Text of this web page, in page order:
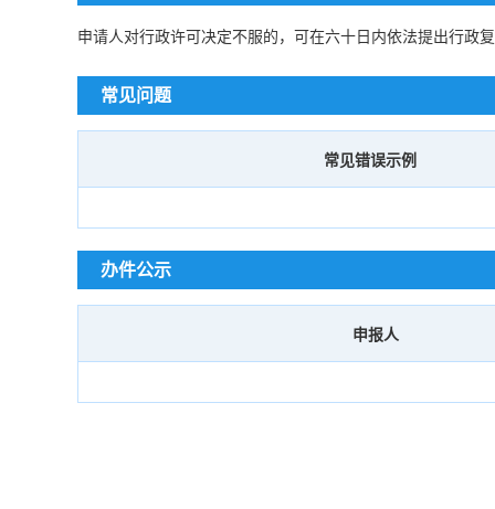
申请人对行政许可决定不服的，可在六十日内依法提出行政
常见问题
常见错误示例
办件公示
申报人